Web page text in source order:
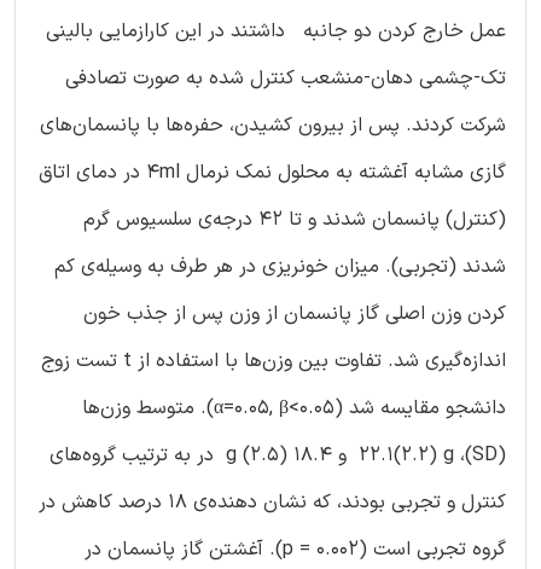
عمل خارج کردن دو جانبه داشتند در این کارازمایی بالینی
تک-چشمی دهان-منشعب کنترل شده به صورت تصادفی
شرکت کردند. پس از بیرون کشیدن، حفره‌ها با پانسمان‌های
گازی مشابه آغشته به محلول نمک نرمال 4ml در دمای اتاق
(کنترل) پانسمان شدند و تا ۴۲ درجه‌ی سلسیوس گرم
شدند (تجربی). میزان خونریزی در هر طرف به وسیله‌ی کم
کردن وزن اصلی گاز پانسمان از وزن پس از جذب خون
اندازه‌گیری شد. تفاوت بین وزن‌ها با استفاده از t تست زوج
دانشجو مقایسه شد (α=0.05, β<0.05). متوسط وزن‌ها
(SD)، 22.1(2.2) g و 18.4 (2.5) g در به ترتیب گروه‌های
کنترل و تجربی بودند، که نشان دهنده‌ی ۱۸ درصد کاهش در
گروه تجربی است (p = 0.002). آغشتن گاز پانسمان در